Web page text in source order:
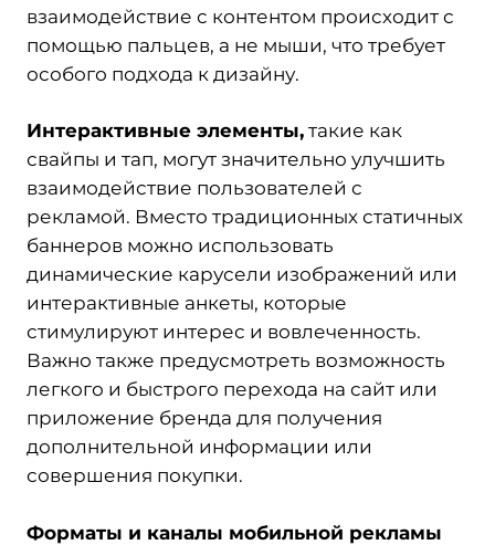
взаимодействие с контентом происходит с
помощью пальцев, а не мыши, что требует
особого подхода к дизайну.
Интерактивные элементы,такие как
свайпы и тап, могут значительно улучшить
взаимодействие пользователей с
рекламой. Вместо традиционных статичных
баннеров можно использовать
динамические карусели изображений или
интерактивные анкеты, которые
стимулируют интерес и вовлеченность.
Важно также предусмотреть возможность
легкого и быстрого перехода на сайт или
приложение бренда для получения
дополнительной информации или
совершения покупки.
Форматы и каналы мобильной рекламы